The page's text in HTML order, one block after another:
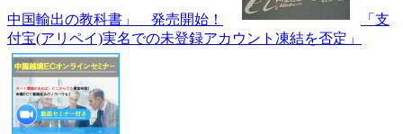
中国輸出の教科書」 発売開始！
「支
付宝(アリペイ)実名での未登録アカウント凍結を否定」